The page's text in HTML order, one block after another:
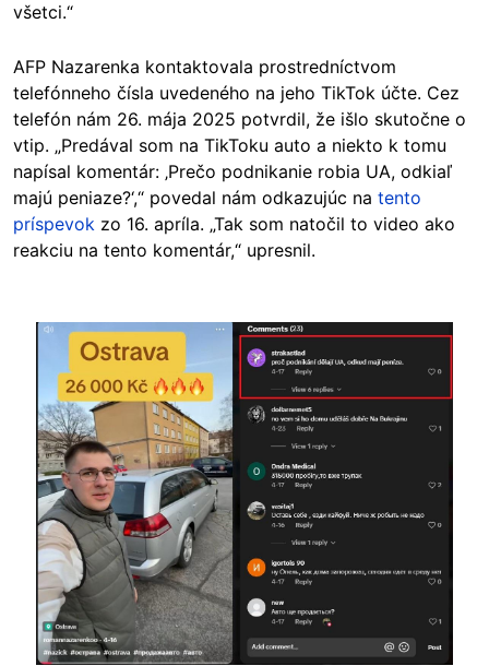
všetci.“
AFP Nazarenka kontaktovala prostredníctvom
telefónneho čísla uvedeného na jeho TikTok účte. Cez
telefón nám 26. mája 2025 potvrdil, že išlo skutočne o
vtip. „Predával som na TikToku auto a niekto k tomu
napísal komentár: ‚Prečo podnikanie robia UA, odkiaľ
majú peniaze?‘,“ povedal nám odkazujúc na tento
príspevok zo 16. apríla. „Tak som natočil to video ako
reakciu na tento komentár,“ upresnil.
Image